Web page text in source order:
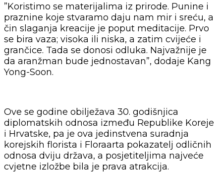
”Koristimo se materijalima iz prirode. Punine i
praznine koje stvaramo daju nam mir i sreću, a
čin slaganja kreacije je poput meditacije. Prvo
se bira vaza; visoka ili niska, a zatim cvijeće i
grančice. Tada se donosi odluka. Najvažnije je
da aranžman bude jednostavan”, dodaje Kang
Yong-Soon.
Ove se godine obilježava 30. godišnjica
diplomatskih odnosa između Republike Koreje
i Hrvatske, pa je ova jedinstvena suradnja
korejskih florista i Floraarta pokazatelj odličnih
odnosa dviju država, a posjetiteljima najveće
cvjetne izložbe bila je prava atrakcija.